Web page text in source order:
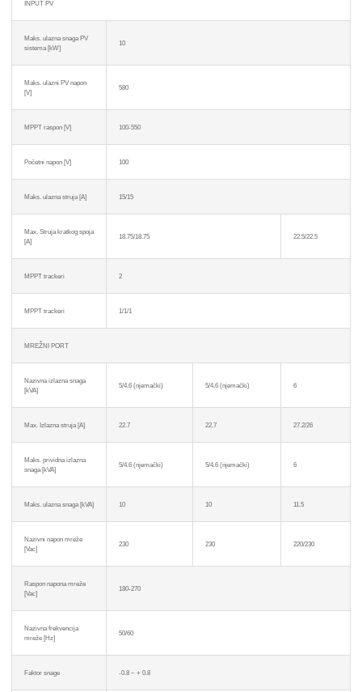
INPUT PV
Maks. ulazna snaga PV
sistema [kW]
10
Maks. ulazni PV napon
[V]
580
MPPT raspon [V] 100-550
Početni napon [V] 100
Maks. ulazna struja [A] 15/15
Max. Struja kratkog spoja
[A]
18.75/18.75 22.5/22.5
MPPT trackeri 2
MPPT trackeri 1/1/1
MREŽNI PORT
Nazivna izlazna snaga
[kVA]
5/4.6 (njemački) 5/4.6 (njemački) 6
Max. Izlazna struja [A] 22.7 22.7 27.2/26
Maks. prividna izlazna
snaga [kVA]
5/4.6 (njemački) 5/4.6 (njemački) 6
Maks. ulazna snaga [kVA] 10 10 11.5
Nazivni napon mreže
[Vac]
230 230 220/230
Raspon napona mreže
[Vac]
180-270
Nazivna frekvencija
mreže [Hz]
50/60
Faktor snage -0.8 ~ + 0.8